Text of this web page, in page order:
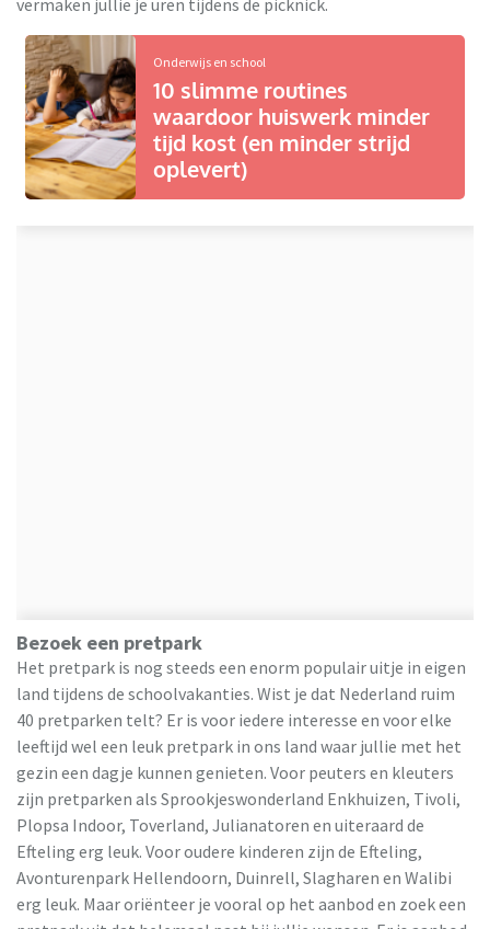
Onderwijs en school
10 slimme routines
waardoor huiswerk minder
tijd kost (en minder strijd
oplevert)
Bezoek een pretpark
Het pretpark is nog steeds een enorm populair uitje in eigen
land tijdens de schoolvakanties. Wist je dat Nederland ruim
40 pretparken telt? Er is voor iedere interesse en voor elke
leeftijd wel een leuk pretpark in ons land waar jullie met het
gezin een dagje kunnen genieten. Voor peuters en kleuters
zijn pretparken als Sprookjeswonderland Enkhuizen, Tivoli,
Plopsa Indoor, Toverland, Julianatoren en uiteraard de
Efteling erg leuk. Voor oudere kinderen zijn de Efteling,
Avonturenpark Hellendoorn, Duinrell, Slagharen en Walibi
erg leuk. Maar oriënteer je vooral op het aanbod en zoek een